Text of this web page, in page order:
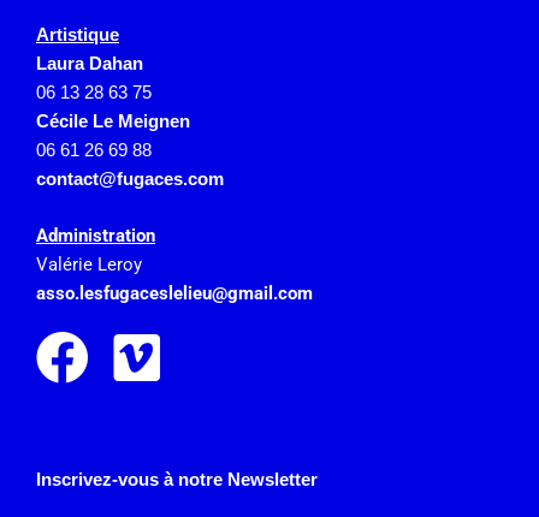
Artistique
Laura Dahan
06 13 28 63 75
Cécile Le Meignen
06 61 26 69 88
contact@fugaces.com
Administration
Valérie Leroy
asso.lesfugaceslelieu@gmail.com
Inscrivez-vous à notre Newsletter